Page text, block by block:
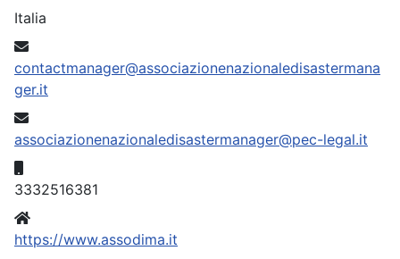
Italia
Email
contactmanager@associazionenazionaledisastermana
ger.it
Email
associazionenazionaledisastermanager@pec-legal.it
Cellulare
3332516381
Sito
https://www.assodima.it